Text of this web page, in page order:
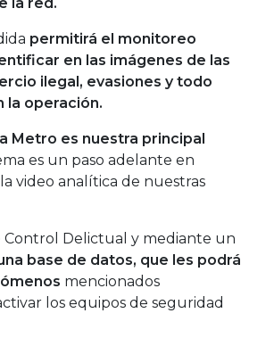
permitirá el monitoreo
en las imágenes de las
ilegal, evasiones y todo
la operación.
Metro es nuestra principal
es un paso adelante en
video analítica de nuestras
Control Delictual y mediante un
base de datos, que les podrá
mencionados
los equipos de seguridad